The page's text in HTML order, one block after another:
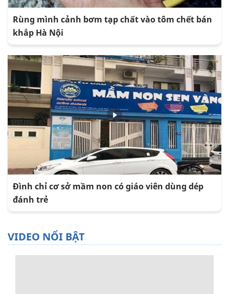
Rùng mình cảnh bơm tạp chất vào tôm chết bán
khắp Hà Nội
Đình chỉ cơ sở mầm non có giáo viên dùng dép
đánh trẻ
VIDEO NỔI BẬT